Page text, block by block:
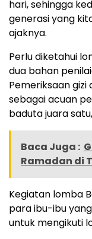
hari, sehingga
generasi yang
ajaknya.
Perlu diketahui
dua bahan
Pemeriksaan
sebagai acuan
baduta juara
Baca Juga :
Ramadan di
Kegiatan lomba
para ibu-ibu
untuk mengikuti